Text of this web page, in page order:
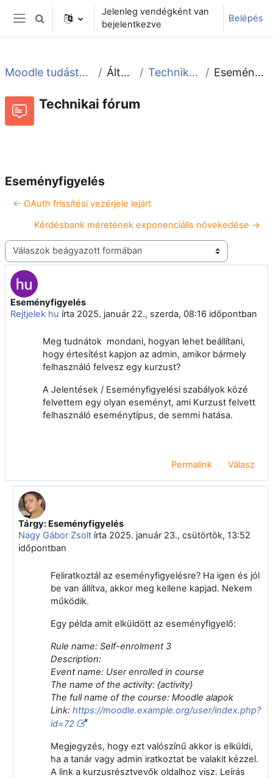
Tovább a fő tartalomhoz
Oldalpanel
Keresési bemeneti adatok váltása
Jelenleg vendégként van
bejelentkezve
Belépés
Moodle tudástár és fórum Általános Technikai fórum Eseményfigyelés
Technikai fórum
Eseményfigyelés
← OAuth frissítési vezérjele lejárt
Kérdésbank méretének exponenciális növekedése →
Megjelenítési mód
Eseményfigyelés
Rejtjelek hu írta 2025. január 22., szerda, 08:16 időpontban
Válaszok szám: 3
Meg tudnátok mondani, hogyan lehet beállítani,
hogy értesítést kapjon az admin, amikor bármely
felhasználó felvesz egy kurzust?
A Jelentések / Eseményfigyelési szabályok közé
felvettem egy olyan eseményt, ami Kurzust felvett
felhasználó eseménytípus, de semmi hatása.
Permalink Válasz
Válasz erre: Rejtjelek hu
Tárgy: Eseményfigyelés
Nagy Gábor Zsoltírta 2025. január 23., csütörtök, 13:52
időpontban
Feliratkoztál az eseményfigyelésre? Ha igen és jól
be van állítva, akkor meg kellene kapjad. Nekem
működik.
Egy példa amit elküldött az eseményfigyelő:
Rule name: Self-enrolment 3
Description:
Event name: User enrolled in course
The name of the activity: {activity}
The full name of the course: Moodle alapok
Link: https://moodle.example.org/user/index.php?
id=72
Megjegyzés, hogy ezt valószínű akkor is elküldi,
ha a tanár vagy admin iratkoztat be valakit kézzel.
A link a kurzusrésztvevők oldalhoz visz. Leírás